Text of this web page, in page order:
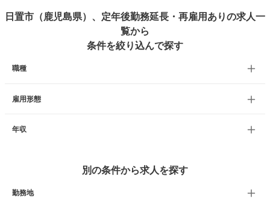
日置市（鹿児島県）、定年後勤務延長・再雇用ありの求人一
覧から
条件を絞り込んで探す
職種
雇用形態
年収
別の条件から求人を探す
勤務地